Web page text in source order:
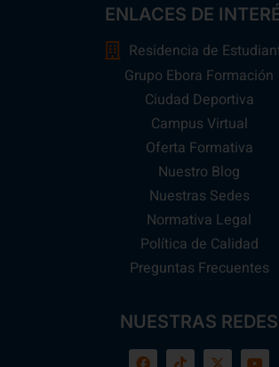
ENLACES DE
Residencia de
Grupo Ebora Formación
Ciudad Deportiva
Campus Virtual
Oferta Formativa
Nuestro Blog
Nuestras Sedes
Normativa Legal
Política de Calidad
Preguntas Frecuentes
NUESTRAS REDES